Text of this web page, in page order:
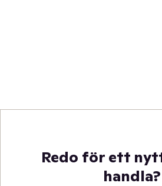
Redo för ett
handla?